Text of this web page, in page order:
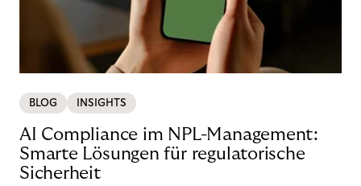
BLOG INSIGHTS
AI Compliance im NPL-Management:
Smarte Lösungen für regulatorische
Sicherheit